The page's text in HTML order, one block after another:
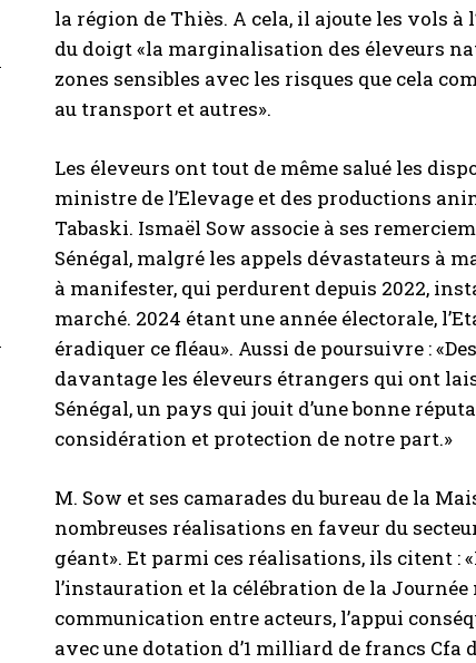
la région de Thiès. A cela, il ajoute les vols
du doigt «la marginalisation des éleveurs
zones sensibles avec les risques que cela
au transport et autres».
Les éleveurs ont tout de même salué les
ministre de l’Elevage et des productions
Tabaski. Ismaël Sow associe à ses
Sénégal, malgré les appels dévastateurs à
à manifester, qui perdurent depuis 2022,
marché. 2024 étant une année électorale,
éradiquer ce fléau». Aussi de poursuivre :
davantage les éleveurs étrangers qui ont
Sénégal, un pays qui jouit d’une bonne
considération et protection de notre part.»
M. Sow et ses camarades du bureau de la
nombreuses réalisations en faveur du
géant». Et parmi ces réalisations, ils citent :
l’instauration et la célébration de la
communication entre acteurs, l’appui
avec une dotation d’1 milliard de francs